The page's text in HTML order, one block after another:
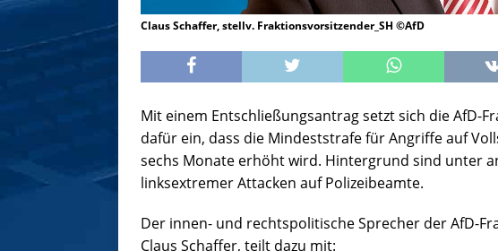
Claus Schaffer, stellv. Fraktionsvorsitzender_SH ©AfD
Mit einem Entschließungsantrag setzt sich die AfD-
dafür ein, dass die Mindeststrafe für Angriffe auf
sechs Monate erhöht wird. Hintergrund sind unter
linksextremer Attacken auf Polizeibeamte.
Der innen- und rechtspolitische Sprecher der AfD-
Claus Schaffer, teilt dazu mit: